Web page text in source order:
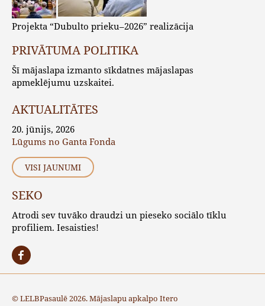
Projekta “Dubulto prieku–2026” realizācija
PRIVĀTUMA POLITIKA
Šī mājaslapa izmanto sīkdatnes mājaslapas
apmeklējumu uzskaitei.
AKTUALITĀTES
20. jūnijs, 2026
Lūgums no Ganta Fonda
VISI JAUNUMI
SEKO
Atrodi sev tuvāko draudzi un pieseko sociālo tīklu
profiliem. Iesaisties!
© LELBPasaulē 2026. Mājaslapu apkalpo Itero